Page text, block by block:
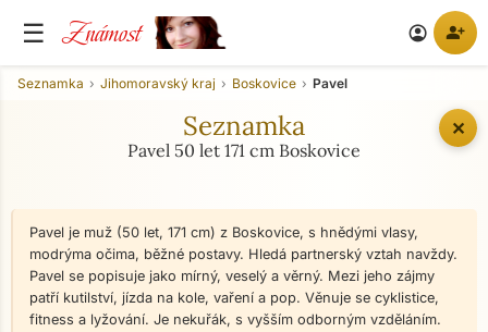
☰ Známost account_circle person_add
✕
Seznamka Jihomoravský kraj Boskovice Pavel
Seznamka
Pavel 50 let 171 cm Boskovice
Pavel je muž (50 let, 171 cm) z Boskovice, s hnědými vlasy,
modrýma očima, běžné postavy. Hledá partnerský vztah navždy.
Pavel se popisuje jako mírný, veselý a věrný. Mezi jeho zájmy
patří kutilství, jízda na kole, vaření a pop. Věnuje se cyklistice,
fitness a lyžování. Je nekuřák, s vyšším odborným vzděláním.